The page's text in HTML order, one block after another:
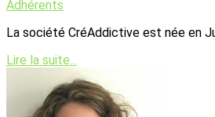
Adhérents
La société CréAddictive est née en
Lire la suite...